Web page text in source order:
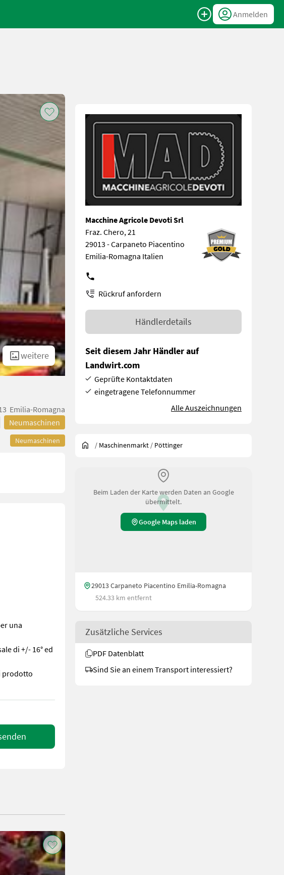
Anmelden
weitere
Emilia-Romagna
Neumaschinen
Neumaschinen
una
di +/- 16° ed
prodotto
a cascata di ingranaggi TRI-DRIVE, sempre 3 denti in presa, per
Macchine Agricole Devoti Srl
Fraz. Chero, 21
29013 - Carpaneto Piacentino
Emilia-Romagna Italien
Rückruf anfordern
Händlerdetails
Seit diesem Jahr Händler auf
Landwirt.com
Geprüfte Kontaktdaten
eingetragene Telefonnummer
Alle Auszeichnungen
/ Maschinenmarkt / Pöttinger
Beim Laden der Karte werden Daten an Google
übermittelt.
Google Maps laden
29013 Carpaneto Piacentino Emilia-Romagna
524.33 km entfernt
Zusätzliche Services
PDF Datenblatt
Sind Sie an einem Transport interessiert?